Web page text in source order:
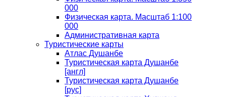
000
Физическая карта. Масштаб 1:100
000
Административная карта
Туристические карты
Атлас Душанбе
Туристическая карта Душанбе
[англ]
Туристическая карта Душанбе
[рус]